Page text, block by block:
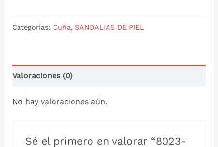
Categorías: Cuña, SANDALIAS DE PIEL
Valoraciones (0)
No hay valoraciones aún.
Sé el primero en valorar “8023-